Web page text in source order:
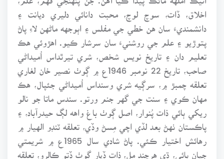
اخلاق، ڏات، سوچ لوچ، محبت دانائي دليري ديانت ۽
دانشمنديءَ سان هن خطي جي مفلس ۽ اٻوجهه ماڻهن لاءِ پاڻ
پتوڙيو ۽ علم جي روشنيءَ سان سرشار ڪيو. اهڙوئي هڪ
تعليم دان ۽ تاريخ نويس شخص، شري تيرٿداس اُميداڻي
صاحب، تاريخ 22 نومبر 1946ع ۾ ڳوٺ نصير خان لغاري
تعلقه چمبڙ ۾، سرڳيه شري وسنداس اُميداڻي جئپال، هڪ
مهان ڪوي ۽ سنت جي گهر جنم ورتو. سندس ماتا جو نالو
ريکي ٻائي ذات پُنوار، اصل ڳوٺ باغ واهه لڳ حيدرآباد، ۽
پاڪستان ٺهڻ بعد لڏي اچي مِسڻ وڏي، تعلقه ٽنڊو الهيار ۾
جيان ٻائي، ڌي هرچند مل، ذات ڏيار ڳوٺ ڏتو ڪالرو، تعلقه